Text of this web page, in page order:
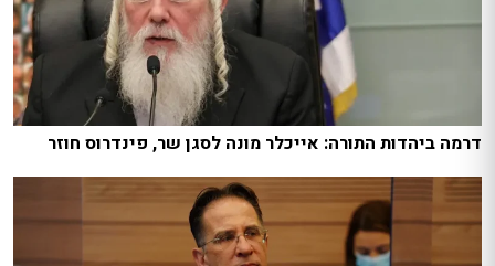
דרמה ביהדות התורה: אייכלר מונה לסגן שר, פינדרוס חוזר